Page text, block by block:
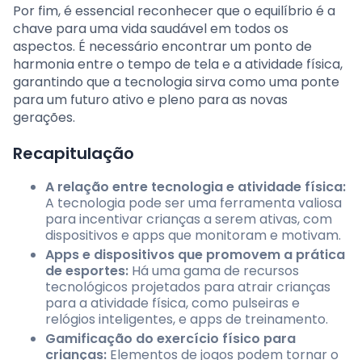
Por fim, é essencial reconhecer que o equilíbrio é a
chave para uma vida saudável em todos os
aspectos. É necessário encontrar um ponto de
harmonia entre o tempo de tela e a atividade física,
garantindo que a tecnologia sirva como uma ponte
para um futuro ativo e pleno para as novas
gerações.
Recapitulação
A relação entre tecnologia e atividade física:
A tecnologia pode ser uma ferramenta valiosa
para incentivar crianças a serem ativas, com
dispositivos e apps que monitoram e motivam.
Apps e dispositivos que promovem a prática
de esportes: Há uma gama de recursos
tecnológicos projetados para atrair crianças
para a atividade física, como pulseiras e
relógios inteligentes, e apps de treinamento.
Gamificação do exercício físico para
crianças: Elementos de jogos podem tornar o